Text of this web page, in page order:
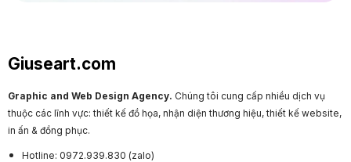
Giuseart.com
Graphic and Web Design Agency. Chúng tôi cung cấp nhiều dịch vụ
thuộc các lĩnh vực: thiết kế đồ họa, nhận diện thương hiệu, thiết kế website,
in ấn & đồng phục.
Hotline: 0972.939.830 (zalo)